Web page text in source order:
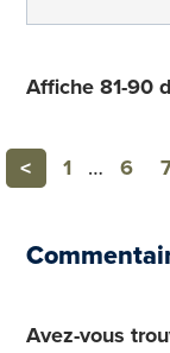
Affiche 81-90
<Previous
1 … 6
Avez-vous